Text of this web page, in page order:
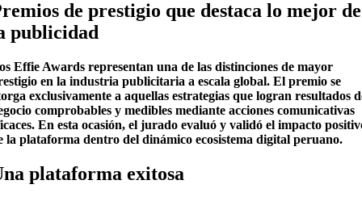
de prestigio que destaca lo mejor de
publicidad
Effie Awards representan una de las distinciones de mayor
en la industria publicitaria a escala global. El premio se
exclusivamente a aquellas estrategias que logran resultados
comprobables y medibles mediante acciones comunicativas
En esta ocasión, el jurado evaluó y validó el impacto
la plataforma dentro del dinámico ecosistema digital peruano.
plataforma exitosa